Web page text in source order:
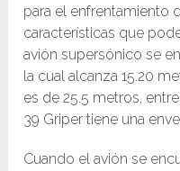
para el enfrentamiento
características que
avión supersónico se
la cual alcanza 15.20
es de 25.5 metros,
39 Griper tiene una
Cuando el avión se